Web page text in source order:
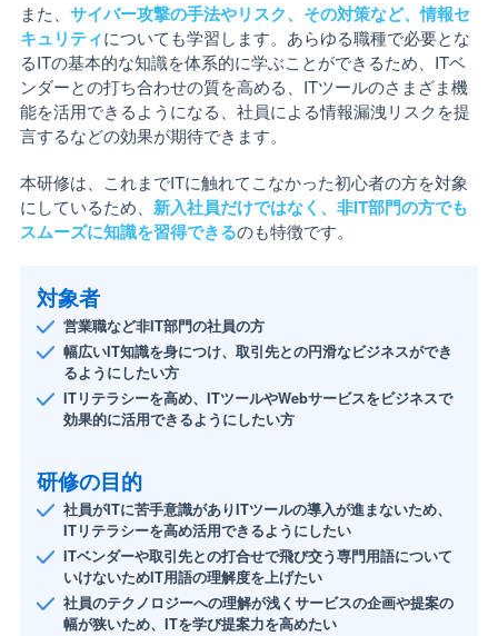
また、 サイバー攻撃の手法やリスク、その対策など、情報セ
キュリティについても学習します。あらゆる職種で必要とな
るITの基本的な知識を体系的に学ぶことができるため、ITベ
ンダーとの打ち合わせの質を高める、ITツールのさまざま機
能を活用できるようになる、社員による情報漏洩リスクを提
言するなどの効果が期待できます。
本研修は、これまでITに触れてこなかった初心者の方を対象
にしているため、 新入社員だけではなく、非IT部門の方でも
スムーズに知識を習得できるのも特徴です。
対象者
営業職など非IT部門の社員の方
幅広いIT知識を身につけ、取引先との円滑なビジネスができ
るようにしたい方
ITリテラシーを高め、ITツールやWebサービスをビジネスで
効果的に活用できるようにしたい方
研修の目的
社員がITに苦手意識がありITツールの導入が進まないため、
ITリテラシーを高め活用できるようにしたい
ITベンダーや取引先との打合せで飛び交う専門用語について
いけないためIT用語の理解度を上げたい
社員のテクノロジーへの理解が浅くサービスの企画や提案の
幅が狭いため、ITを学び提案力を高めたい